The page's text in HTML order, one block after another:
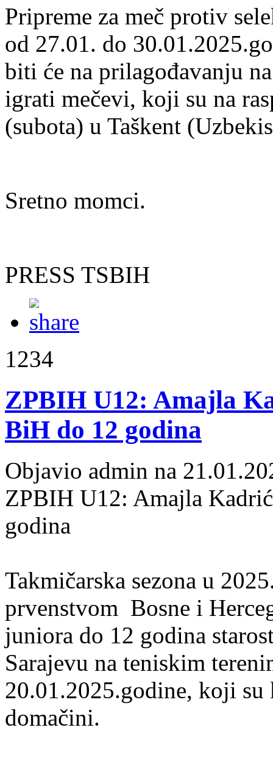
Pripreme za meč protiv
od 27.01. do
biti će na prilagođavanju
igrati mečevi, koji su na
(subota) u Taškent
Sretno momci.
PRESS TSBIH
1234
ZPBIH U12: Amajla
BiH do 12 godina
Objavio admin na
ZPBIH U12: Amajla
godina
Takmičarska sezona u
prvenstvom Bosne i
juniora do 12 godina
Sarajevu na teniskim
20.01.2025.godine, koji
domačini.